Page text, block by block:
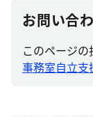
お問い合
このページの
事務室自立支